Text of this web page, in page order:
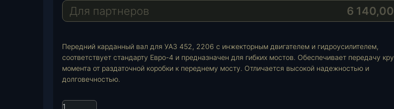
a
m
A
p
i
l
Для партнеров 6 140,00
Передний карданный вал для УАЗ 452, 2206 с инжекторным двигателем и гидроусилителем,
соответствует стандарту Евро-4 и предназначен для гибких мостов. Обеспечивает передачу
момента от раздаточной коробки к переднему мосту. Отличается высокой надежностью и
долговечностью.
К